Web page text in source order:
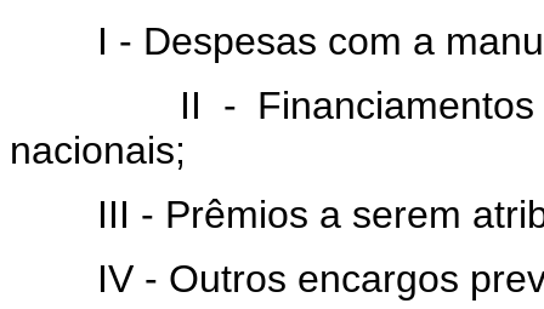
I - Despesas com a
II - Financiamentos a
nacionais;
III - Prêmios a serem
IV - Outros encargos